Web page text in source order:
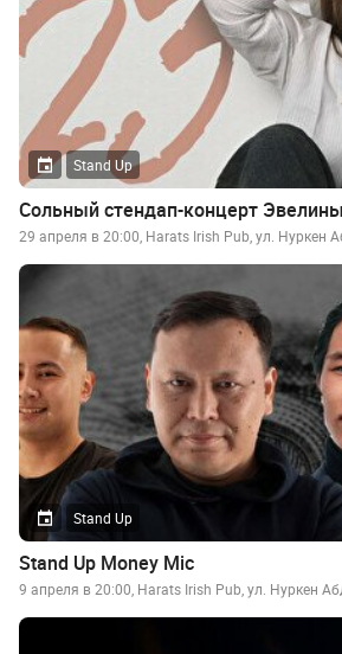
Stand Up
Сольный стендап-концерт
29 апреля в 20:00, Harats Irish Pub, ул. Нуркен
Stand Up
Stand Up Money Mic
9 апреля в 20:00, Harats Irish Pub, ул. Нуркен